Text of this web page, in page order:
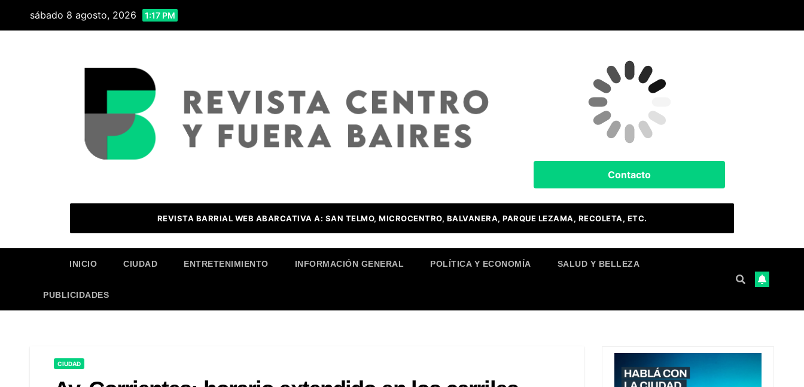
sábado 8 agosto, 2026 1:17 PM
Buenos Aires, AR
12°C
Nubes
Contacto
REVISTA BARRIAL WEB ABARCATIVA A: SAN TELMO, MICROCENTRO, BALVANERA, PARQUE LEZAMA, RECOLETA, ETC.
INICIO CIUDAD ENTRETENIMIENTO INFORMACIÓN GENERAL POLÍTICA Y ECONOMÍA SALUD Y BELLEZA
PUBLICIDADES
CIUDAD